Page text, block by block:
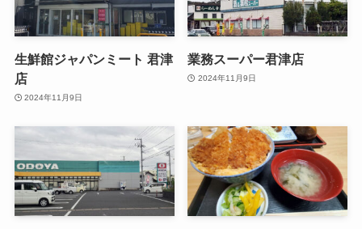
生鮮館ジャパンミート 君津
店
2024年11月9日
業務スーパー君津店
2024年11月9日